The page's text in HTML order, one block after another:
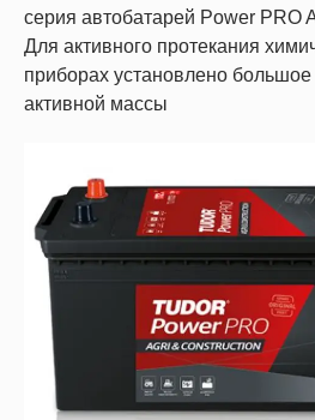
серия автобатарей Power PRO
Для активного протекания
приборах установлено большое
активной массы